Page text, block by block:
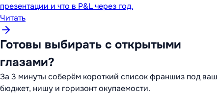
презентации и что в P&L через год.
Читать
Готовы выбирать с открытыми
глазами?
За 3 минуты соберём короткий список франшиз под ваш
бюджет, нишу и горизонт окупаемости.